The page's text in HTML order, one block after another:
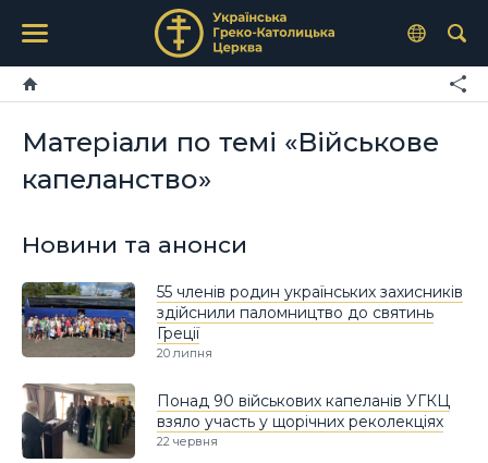
Матеріали по темі «Військове
капеланство»
Новини та анонси
55 членів родин українських захисників
здійснили паломництво до святинь
Греції
20 липня
Понад 90 військових капеланів УГКЦ
взяло участь у щорічних реколекціях
22 червня